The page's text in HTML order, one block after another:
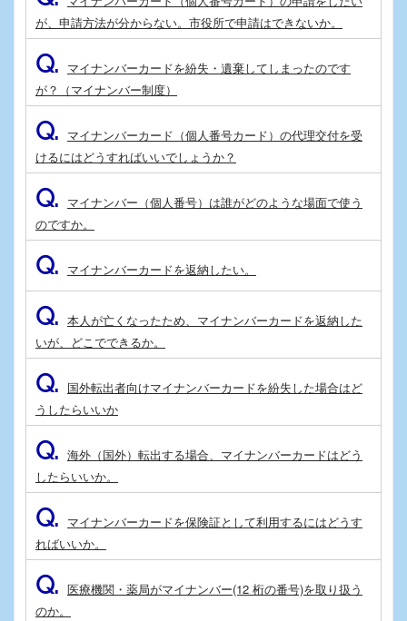
が、申請方法が分からない。市役所で申請はできないか。
Q. マイナンバーカードを紛失・遺棄してしまったのです
が？（マイナンバー制度）
Q. マイナンバーカード（個人番号カード）の代理交付を受
けるにはどうすればいいでしょうか？
Q. マイナンバー（個人番号）は誰がどのような場面で使う
のですか。
Q. マイナンバーカードを返納したい。
Q. 本人が亡くなったため、マイナンバーカードを返納した
いが、どこでできるか。
Q. 国外転出者向けマイナンバーカードを紛失した場合はど
うしたらいいか
Q. 海外（国外）転出する場合、マイナンバーカードはどう
したらいいか。
Q. マイナンバーカードを保険証として利用するにはどうす
ればいいか。
Q. 医療機関・薬局がマイナンバー(12 桁の番号)を取り扱う
のか。